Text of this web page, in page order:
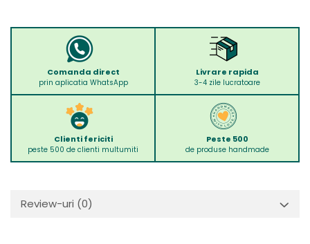
Comanda direct
prin aplicatia WhatsApp
Livrare rapida
3-4 zile lucratoare
Clienti fericiti
peste 500 de clienti multumiti
Peste 500
de produse handmade
Review-uri (0)